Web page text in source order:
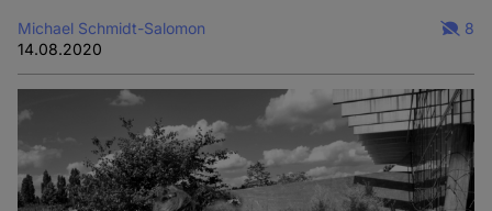
Michael Schmidt-Salomon
14.08.2020
8